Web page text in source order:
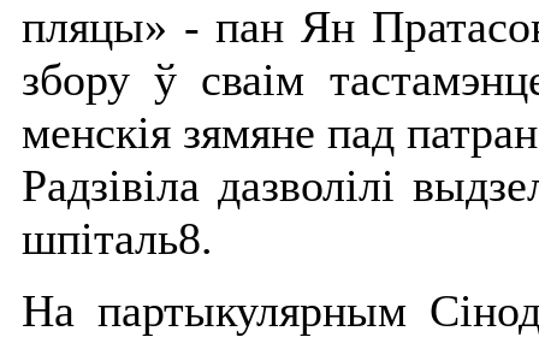
пляцы» - пан Ян
збору ў сваім
менскія зямяне пад
Радзівіла дазволілі
шпіталь8.
На партыкулярным